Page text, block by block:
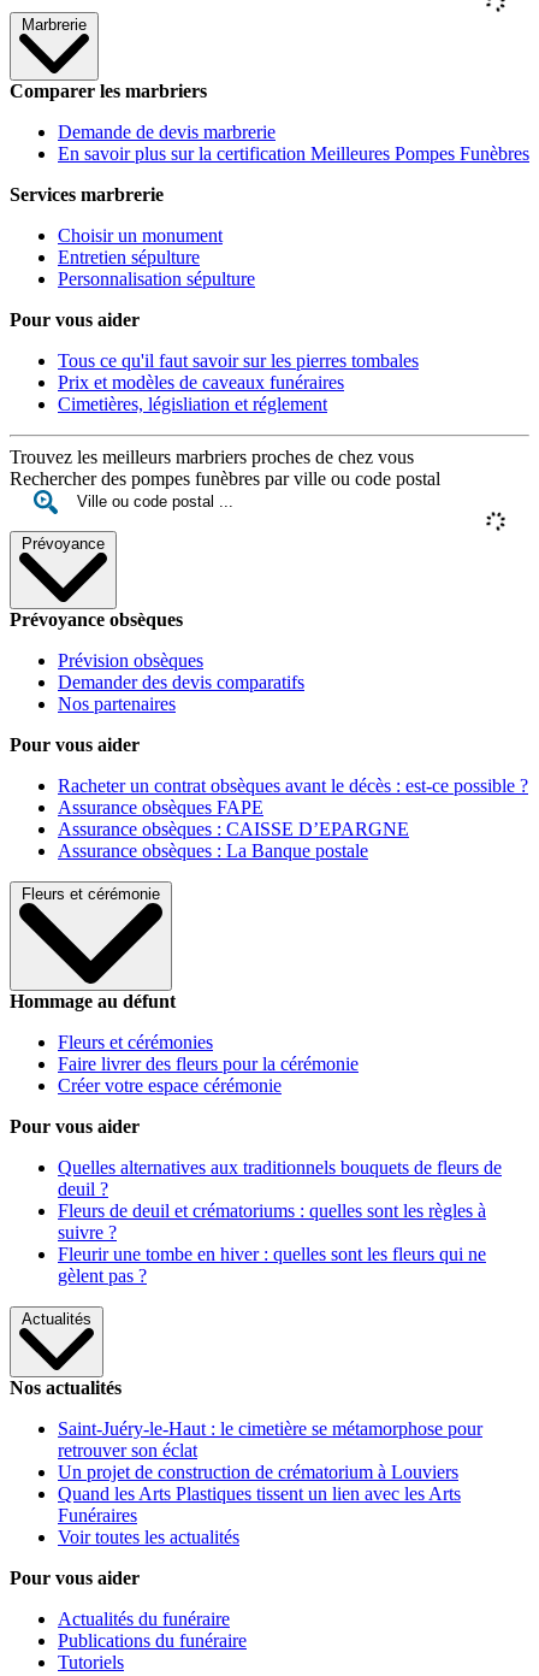
Marbrerie
Comparer les marbriers
Demande de devis marbrerie
En savoir plus sur la certification Meilleures Pompes Funèbres
Services marbrerie
Choisir un monument
Entretien sépulture
Personnalisation sépulture
Pour vous aider
Tous ce qu'il faut savoir sur les pierres tombales
Prix et modèles de caveaux funéraires
Cimetières, législiation et réglement
Trouvez les meilleurs marbriers proches de chez vous
Rechercher des pompes funèbres par ville ou code postal
Prévoyance
Prévoyance obsèques
Prévision obsèques
Demander des devis comparatifs
Nos partenaires
Pour vous aider
Racheter un contrat obsèques avant le décès : est-ce possible ?
Assurance obsèques FAPE
Assurance obsèques : CAISSE D’EPARGNE
Assurance obsèques : La Banque postale
Fleurs et cérémonie
Hommage au défunt
Fleurs et cérémonies
Faire livrer des fleurs pour la cérémonie
Créer votre espace cérémonie
Pour vous aider
Quelles alternatives aux traditionnels bouquets de fleurs de
deuil ?
Fleurs de deuil et crématoriums : quelles sont les règles à
suivre ?
Fleurir une tombe en hiver : quelles sont les fleurs qui ne
gèlent pas ?
Actualités
Nos actualités
Saint-Juéry-le-Haut : le cimetière se métamorphose pour
retrouver son éclat
Un projet de construction de crématorium à Louviers
Quand les Arts Plastiques tissent un lien avec les Arts
Funéraires
Voir toutes les actualités
Pour vous aider
Actualités du funéraire
Publications du funéraire
Tutoriels